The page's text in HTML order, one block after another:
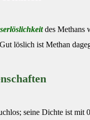
des Methans
löslich ist Methan
seine Dichte ist mit